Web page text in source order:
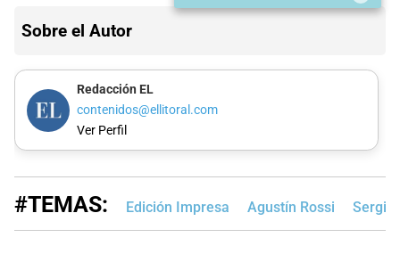
Sobre el Autor
Redacción EL
contenidos@ellitoral.com
Ver Perfil
#TEMAS: Edición Impresa Agustín Rossi Sergio